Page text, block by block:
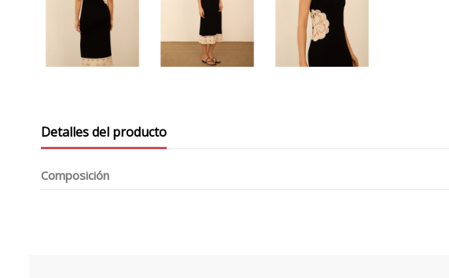
Detalles del producto
Composición